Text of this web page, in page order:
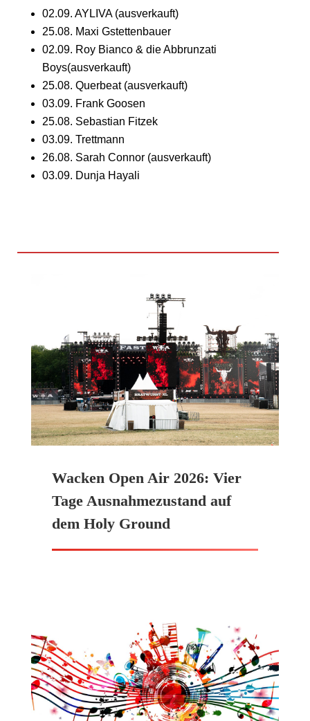
02.09. AYLIVA (ausverkauft)
25.08. Maxi Gstettenbauer
02.09. Roy Bianco & die Abbrunzati
Boys(ausverkauft)
25.08. Querbeat (ausverkauft)
03.09. Frank Goosen
25.08. Sebastian Fitzek
03.09. Trettmann
26.08. Sarah Connor (ausverkauft)
03.09. Dunja Hayali
Wacken Open Air 2026: Vier
Tage Ausnahmezustand auf
dem Holy Ground